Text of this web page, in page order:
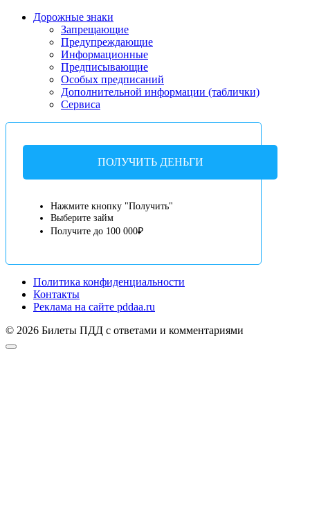
Дорожные знаки
Запрещающие
Предупреждающие
Информационные
Предписывающие
Особых предписаний
Дополнительной информации (таблички)
Сервиса
ПОЛУЧИТЬ ДЕНЬГИ
Нажмите кнопку "Получить"
Выберите займ
Получите до 100 000₽
Политика конфиденциальности
Контакты
Реклама на сайте pddaa.ru
© 2026 Билеты ПДД с ответами и комментариями